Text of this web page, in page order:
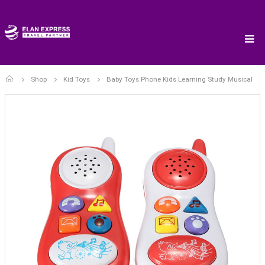
Home
Shop Kid Toys Baby Toys Phone Kids Learning Study Musical
Silver Porto Headset Silver Porto Headset